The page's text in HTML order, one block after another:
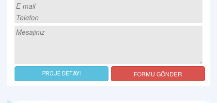
PROJE DETAYI FORMU GÖNDER